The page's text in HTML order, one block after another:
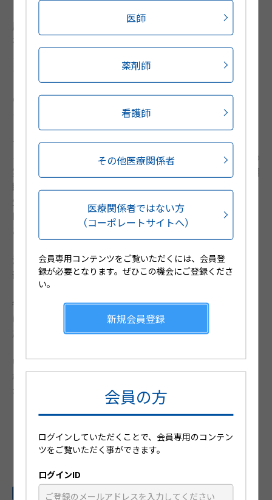
【Sutton母斑・Sutton現象】色素性母斑や悪性黒色腫の
周囲に脱色素斑がみられることがしばしばあり、それぞ
れSutton母斑、Sutton現象とよばれる。メラニン関連タ
ンパクに対する自己免疫反応で生じると考えられてい
【癜風及びその他の感染症】真菌ではMalassezia furfur
の表在性感染である癜風が代表的で、脂漏部位に好発す
る。癜風による白斑ではメラノサイトの数は減少してお
らず、角化細胞へのメラノソーム輸送の阻害や、チロシ
ナーゼ活性が低下することにより生じると考えられてい
Treponema pallidumによる感染である梅毒の
第2期疹の一つとして、米粒大から爪甲大程度の境界不明
瞭な不完全脱色素斑がみられることがある。この色素脱
失は色素産生能の低下が原因といわれている。その他、
Hansen病やHIV感染患者においても白斑が生じることが
ある。
【白色粃糠疹】単純性粃糠疹ともよばれ、小児の乾燥性
湿疹やアトピー性皮膚炎などに多くみられる。ときに体
部白癬との鑑別が必要である。
【老人性白斑】老化によるメラノサイトの減少が原因と
考えられており、3～4mm程度の境界明瞭な円形もしく
は不整形の脱色素斑が四肢体幹に出現し加齢とともに増
加する。
いて不完全脱色素斑を認める。メラノサイトの局所的な
機能低下によるもので、生涯大きさ、分布、数は変化し
ない。
前のページへ戻る
関連動画Pick UP
医師
薬剤師
看護師
その他医療関係者
医療関係者ではない方
（コーポレートサイトへ）
会員専用コンテンツをご覧いただくには、会員登
録が必要となります。ぜひこの機会にご登録くださ
い。
新規会員登録
会員の方
ログインしていただくことで、会員専用のコンテン
ツをご覧いただく事ができます。
ログインID